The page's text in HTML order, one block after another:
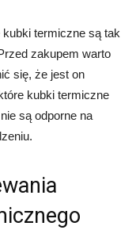
termiczne są tak
zakupem warto
się, że jest on
kubki termiczne
są odporne na